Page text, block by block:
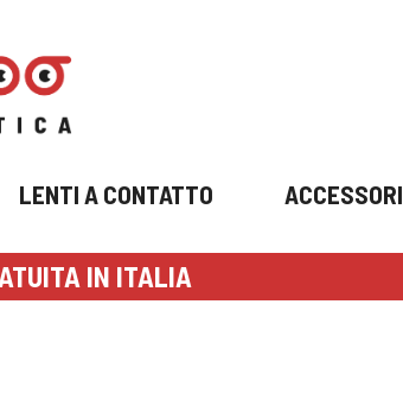
LENTI A CONTATTO ACCESSORI
IN ITALIA